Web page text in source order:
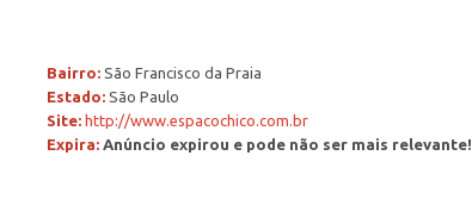
Bairro: São Francisco da Praia
Estado: São Paulo
Site: http://www.espacochico.com.br
Expira: Anúncio expirou e pode não ser mais relevante!